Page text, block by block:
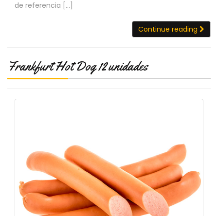
de referencia […]
Continue reading
Frankfurt Hot Dog 12 unidades